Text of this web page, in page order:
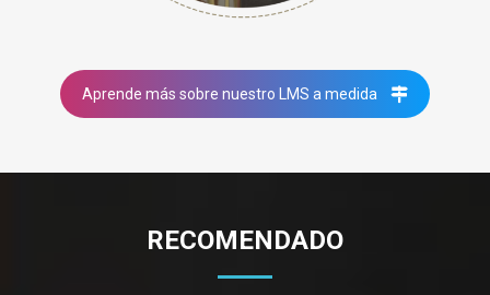
Aprende más sobre nuestro LMS a medida
RECOMENDADO